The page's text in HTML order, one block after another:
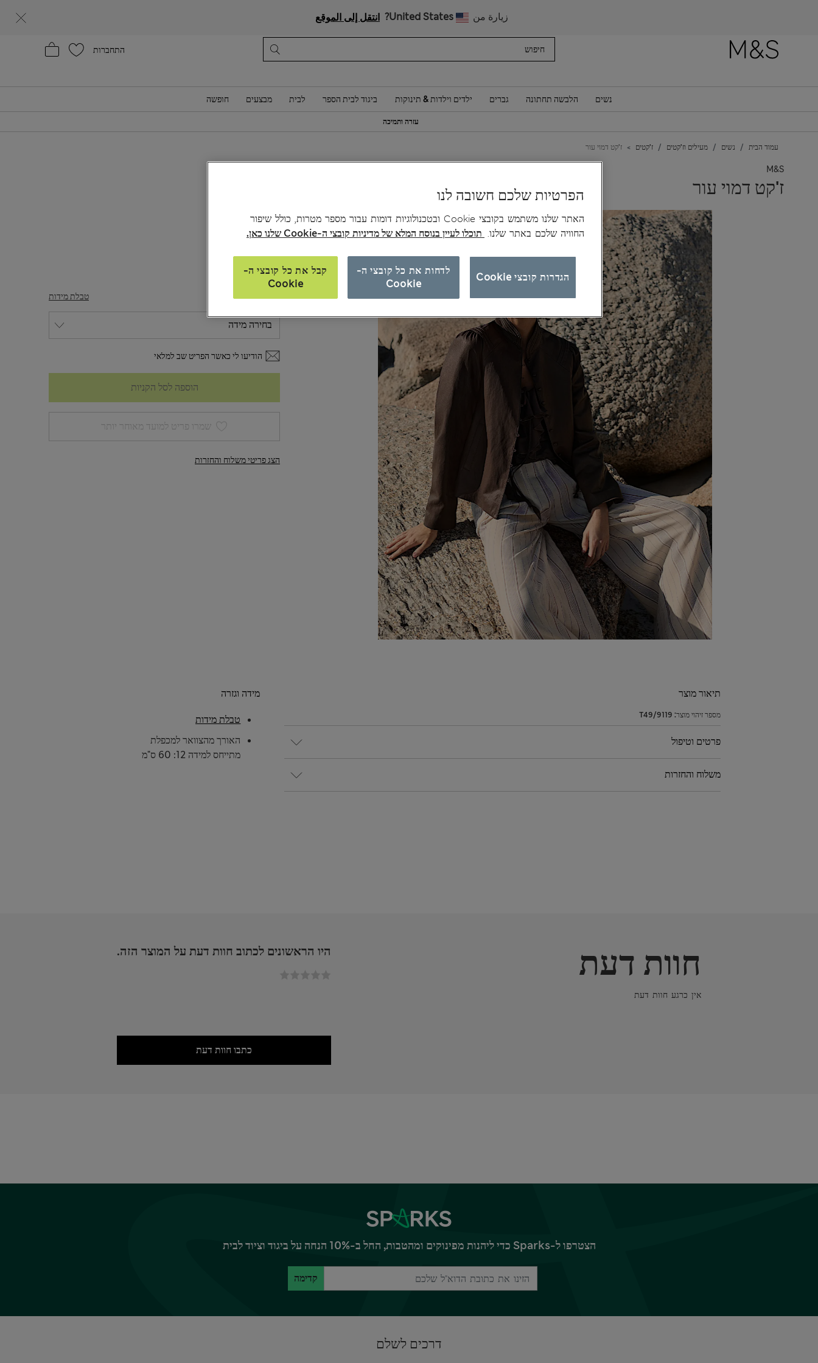
زيارة من United States? انتقل إلى الموقع
התחברות
נשים הלבשה תחתונה גברים ילדים וילדות & תינוקות ביגוד לבית הספר לבית מבצעים חופשה
עזרה ותמיכה
עמוד הבית נשים מעילים וז'קטים ז'קטים ז'קט דמוי עור
M&S
ז'קט דמוי עור
צבע: שחור
אזל מהמלאי
מידה טבלת מידות
הודיעו לי כאשר הפריט שב למלאי
הוספה לסל הקניות
שמרו פריט למועד מאוחר יותר
הצג פריטי משלוח והחזרות
תיאור מוצר
מספר זיהוי מוצר: T49/9119
פרטים וטיפול
משלוח והחזרות
מידה וגזרה
האורך מהצוואר למכפלת
מתייחס למידה 12: 60 ס"מ
טבלת מידות
חוות דעת
אין כרגע חוות דעת
היו הראשונים לכתוב חוות דעת על המוצר הזה.
כתבו חוות דעת
הצטרפו ל-Sparks כדי ליהנות מפינוקים ומהטבות, החל ב-10% הנחה על ביגוד וציוד לבית
קדימה
דרכים לשלם
הפרטיות שלכם חשובה לנו
האתר שלנו משתמש בקובצי Cookie ובטכנולוגיות דומות עבור מספר מטרות, כולל שיפור
החוויה שלכם באתר שלנו. תוכלו לעיין בנוסח המלא של מדיניות קובצי ה-Cookie שלנו כאן.
לדחות את כל קובצי ה-
Cookie
קבל את כל קובצי ה-
Cookie
הגדרות קובצי Cookie